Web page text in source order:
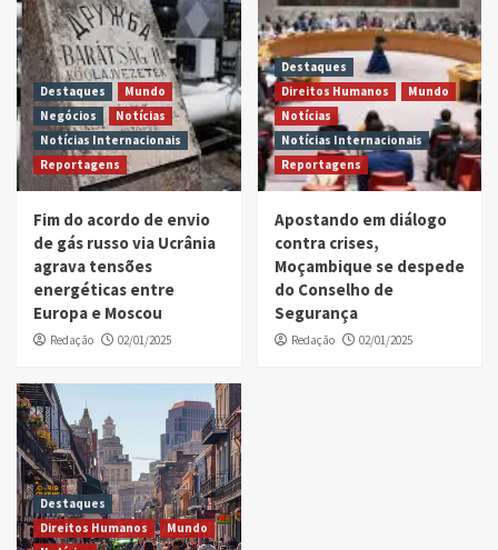
Destaques
Mundo
Negócios
Notícias
Notícias Internacionais
Reportagens
Fim do acordo de envio
de gás russo via Ucrânia
agrava tensões
energéticas entre
Europa e Moscou
Redação 02/01/2025
Destaques
Direitos Humanos
Mundo
Notícias
Notícias Internacionais
Reportagens
Apostando em diálogo
contra crises,
Moçambique se despede
do Conselho de
Segurança
Redação 02/01/2025
Destaques
Direitos Humanos
Mundo